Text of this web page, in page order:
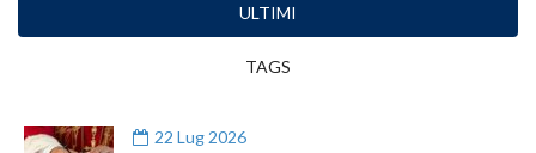
ULTIMI
TAGS
22 Lug 2026